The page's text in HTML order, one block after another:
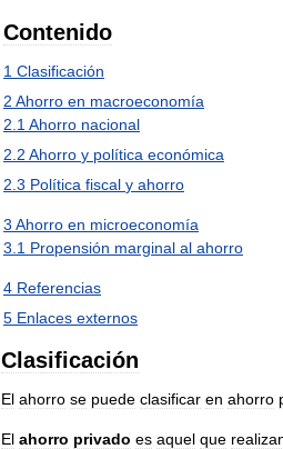
Contenido
1 Clasificación
2 Ahorro en macroeconomía
2 1 Ahorro nacional
2 2 Ahorro y política económica
2 3 Política fiscal y ahorro
3 Ahorro en microeconomía
3 1 Propensión marginal al ahorro
4 Referencias
5 Enlaces externos
Clasificación
El ahorro se puede clasificar en ahorro
El ahorro privado es aquel que